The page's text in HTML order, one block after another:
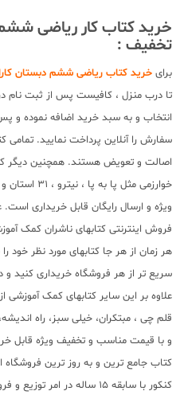
خرید کتاب کار ریاضی
تخفیف :
برای خرید کتاب ریاضی ششم دبستان
تا درب منزل ، کافیست پس از ثبت نام
انتخاب و به سبد خرید اضافه نموده و
سفارش را آنلاین پرداخت نمایید.
اصالت و تعویض هستند. همچنین دیگر
خوارزمی مثل
ویژه و ارسال رایگان قابل خریداری
فروش اینترنتی کتابهای ناشران کمک
هر زمان از هر جا کتابهای مورد نظر خود
سریع تر از هر فروشگاه خریداری کنید و
علاوه بر این سایر کتابهای کمک آموزشی
قلم چی ، مبتکران، خیلی سبز، راه
و با قیمت مناسب و تخفیف ویژه قابل
کتاب جامع ترین و به روز ترین فروشگاه
کنکور با سابقه 15 ساله در